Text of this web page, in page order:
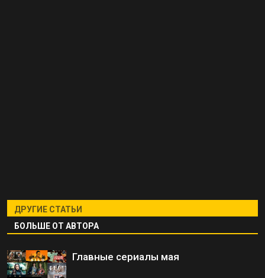
ДРУГИЕ СТАТЬИ
БОЛЬШЕ ОТ АВТОРА
Главные сериалы мая